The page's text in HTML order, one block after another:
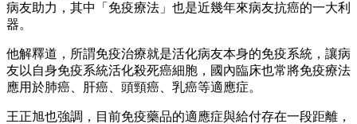
病友助力，其中「免疫療法」也是近幾年來病友抗癌的一大利
器。
他解釋道，所謂免疫治療就是活化病友本身的免疫系統，讓病
友以自身免疫系統活化殺死癌細胞，國內臨床也常將免疫療法
應用於肺癌、肝癌、頭頸癌、乳癌等適應症。
王正旭也強調，目前免疫藥品的適應症與給付存在一段距離，